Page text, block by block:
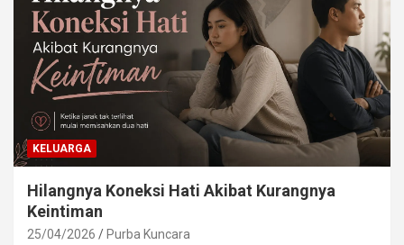
KELUARGA
Hilangnya Koneksi Hati Akibat Kurangnya
Keintiman
25/04/2026 Purba Kuncara